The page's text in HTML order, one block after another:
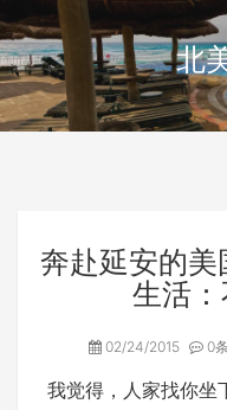
北
奔赴延安的
生活
02/24/2015 0
我觉得，人家找你坐